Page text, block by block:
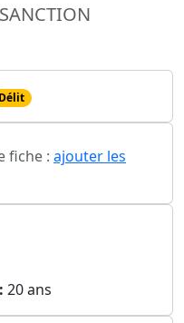
Délit
fiche : ajouter les
20 ans